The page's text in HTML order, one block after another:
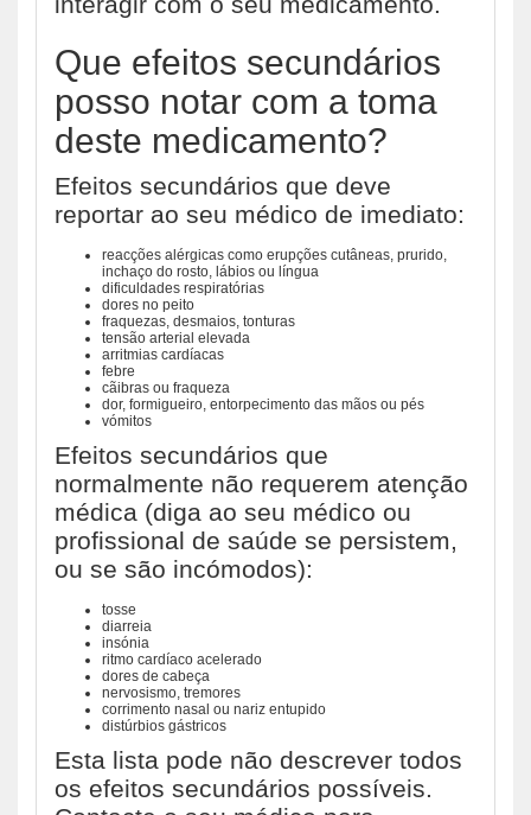
Que efeitos secundários
posso notar com a toma
deste medicamento?
Efeitos secundários que deve
reportar ao seu médico de imediato:
reacções alérgicas como erupções cutâneas, prurido,
inchaço do rosto, lábios ou língua
dificuldades respiratórias
dores no peito
fraquezas, desmaios, tonturas
tensão arterial elevada
arritmias cardíacas
febre
cãibras ou fraqueza
dor, formigueiro, entorpecimento das mãos ou pés
vómitos
Efeitos secundários que
normalmente não requerem atenção
médica (diga ao seu médico ou
profissional de saúde se persistem,
ou se são incómodos):
tosse
diarreia
insónia
ritmo cardíaco acelerado
dores de cabeça
nervosismo, tremores
corrimento nasal ou nariz entupido
distúrbios gástricos
Esta lista pode não descrever todos
os efeitos secundários possíveis.